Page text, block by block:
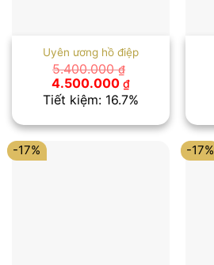
Uyên ương hồ điệp
5.400.000₫
Giá
gốc
là:
4.500.000 ₫Giá
hiện
tại
4.500.000 ₫.
Tiết kiệm: 16.7%
-17% -17%